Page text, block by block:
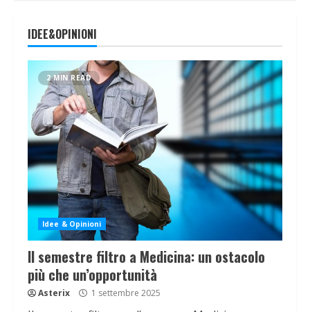
IDEE&OPINIONI
2 MIN READ
Idee & Opinioni
Il semestre filtro a Medicina: un ostacolo
più che un’opportunità
Asterix 1 settembre 2025